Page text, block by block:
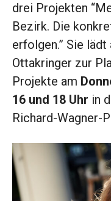
drei Projekten
Bezirk. Die
erfolgen.” Sie
Ottakringer zur
Projekte am
16 und 18 Uhr in
Richard-Wagner-